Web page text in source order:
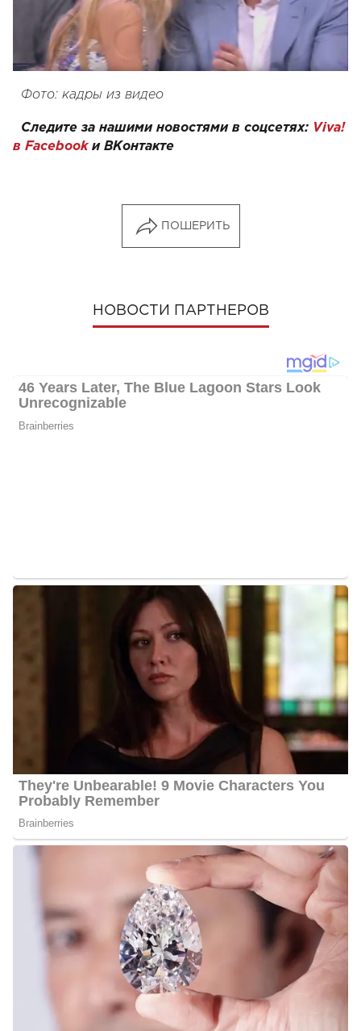
Фото: кадры из видео
Следите за нашими новостями в соцсетях: Viva!
в Facebookи ВКонтакте
ПОШЕРИТЬ
НОВОСТИ ПАРТНЕРОВ